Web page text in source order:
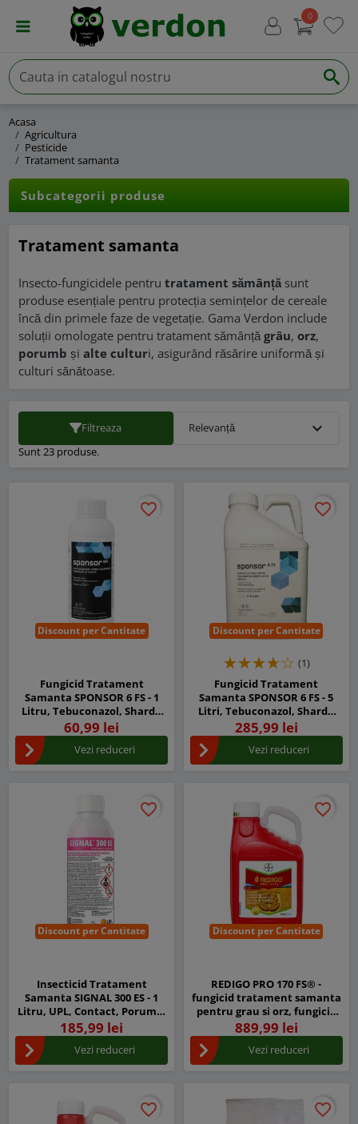
0
Acasa
Agricultura
Pesticide
Tratament samanta
Subcategorii produse
Tratament samanta
Insecto-fungicidele pentrutratament sămânțăsunt
produse esențiale pentru protecția semințelor de cereale
încă din primele faze de vegetație. Gama Verdon include
soluții omologate pentru tratament sămânțăgrâu,orz,
porumb șialte culturi, asigurând răsărire uniformă și
culturi sănătoase.
Sunt 23 produse.
Filtreaza Relevanță expand_more
Discount per Cantitate
favorite_border
favorite_border
Fungicid Tratament
Samanta SPONSOR 6 FS - 1
Litru, Tebuconazol, Sharda
Cropchem, Grau, Orz, Doza
pentru 2 tone
60,99 lei
Vezi reduceri
Discount per Cantitate
favorite_border
favorite_border
(1)
Fungicid Tratament
Samanta SPONSOR 6 FS - 5
Litri, Tebuconazol, Sharda
Cropchem, Grau, Orz, Doza
pentru 10 tone
285,99 lei
Vezi reduceri
Discount per Cantitate
favorite_border
favorite_border
Insecticid Tratament
Samanta SIGNAL 300 ES - 1
Litru, UPL, Contact, Porumb,
Grau, Floarea soarelui,
Viermii sarma
185,99 lei
Vezi reduceri
Discount per Cantitate
favorite_border
favorite_border
REDIGO PRO 170 FS® -
fungicid tratament samanta
pentru grau si orz, fungicid
sistemic, 5 Litri
889,99 lei
Vezi reduceri
favorite_border
favorite_border favorite_border
favorite_border